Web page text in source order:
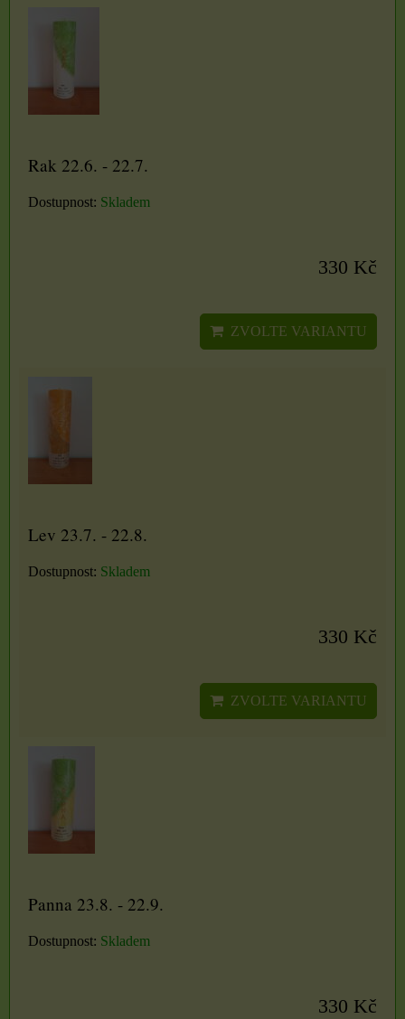
Rak 22.6. - 22.7.
Dostupnost: Skladem
330 Kč
ZVOLTE VARIANTU
Lev 23.7. - 22.8.
Dostupnost: Skladem
330 Kč
ZVOLTE VARIANTU
Panna 23.8. - 22.9.
Dostupnost: Skladem
330 Kč